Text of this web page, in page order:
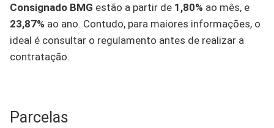
Consignado BMG estão a partir de 1,80% ao mês, e
23,87% ao ano. Contudo, para maiores informações, o
ideal é consultar o regulamento antes de realizar a
contratação.
Parcelas